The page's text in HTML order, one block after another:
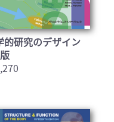
的研究のデザイン